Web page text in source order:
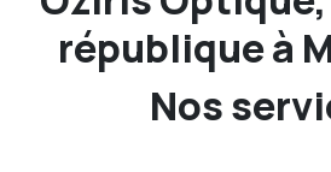
république à
Nos